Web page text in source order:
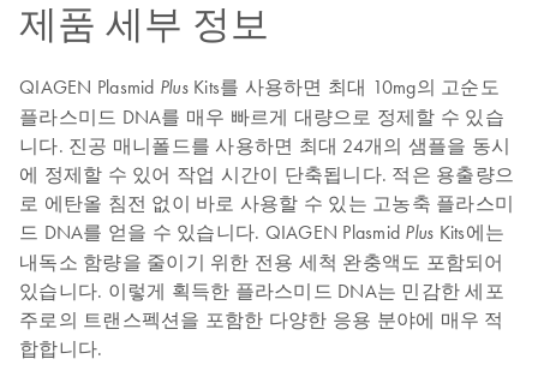
제품 세부 정보
QIAGEN Plasmid PlusKits를 사용하면 최대 10mg의 고순도
플라스미드 DNA를 매우 빠르게 대량으로 정제할 수 있습
니다. 진공 매니폴드를 사용하면 최대 24개의 샘플을 동시
에 정제할 수 있어 작업 시간이 단축됩니다. 적은 용출량으
로 에탄올 침전 없이 바로 사용할 수 있는 고농축 플라스미
드 DNA를 얻을 수 있습니다. QIAGEN Plasmid Plus Kits에는
내독소 함량을 줄이기 위한 전용 세척 완충액도 포함되어
있습니다. 이렇게 획득한 플라스미드 DNA는 민감한 세포
주로의 트랜스펙션을 포함한 다양한 응용 분야에 매우 적
합합니다.